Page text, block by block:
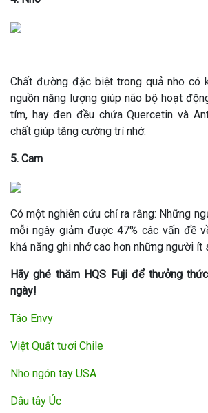
Chất đường đặc biệt trong quả nho có
nguồn năng lượng giúp não bộ hoạt
tím, hay đen đều chứa Quercetin và
chất giúp tăng cường trí nhớ.
5. Cam
Có một nghiên cứu chỉ ra rằng: Những
mỗi ngày giảm được 47% các vấn đề
khả năng ghi nhớ cao hơn những người
Hãy ghé thăm HQS Fuji để thưởng
ngày!
Táo Envy
Việt Quất tươi Chile
Nho ngón tay USA
Dâu tây Úc